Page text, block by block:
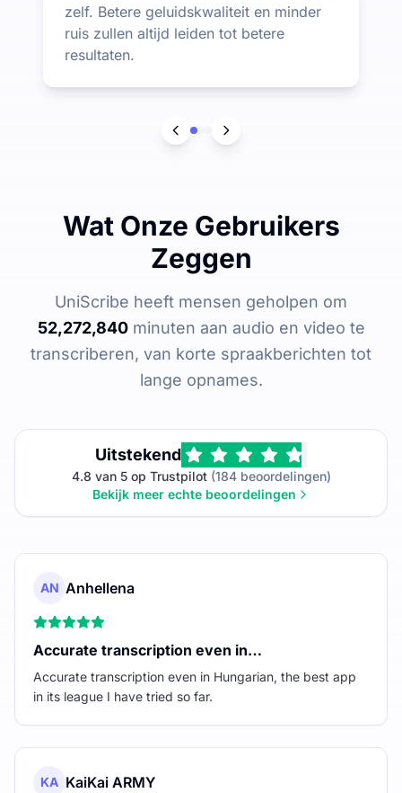
zelf. Betere geluidskwaliteit en minder
ruis zullen altijd leiden tot betere
resultaten.
Wat Onze Gebruikers
Zeggen
UniScribe heeft mensen geholpen om
52,272,840minuten aan audio en video te
transcriberen, van korte spraakberichten tot
lange opnames.
Uitstekend
4.8 van 5 op Trustpilot(184 beoordelingen)
Bekijk meer echte beoordelingen
AN Anhellena
Accurate transcription even in…
Accurate transcription even in Hungarian, the best app
in its league I have tried so far.
KA KaiKai ARMY